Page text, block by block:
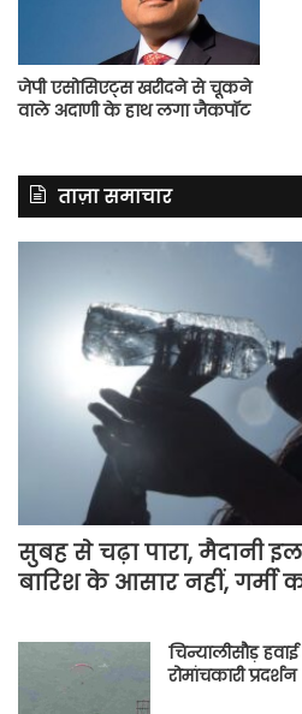
जेपी एसोसिएट्स खरीदने से चूकने
वाले अदाणी के हाथ लगा जैकपॉट
ताज़ा समाचार
सुबह से चढ़ा पारा, मैदानी
बारिश के आसार नहीं, गर्मी
चिन्यालीसौड़
रोमांचकारी प्रदर्शन